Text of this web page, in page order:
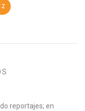
reportajes; en